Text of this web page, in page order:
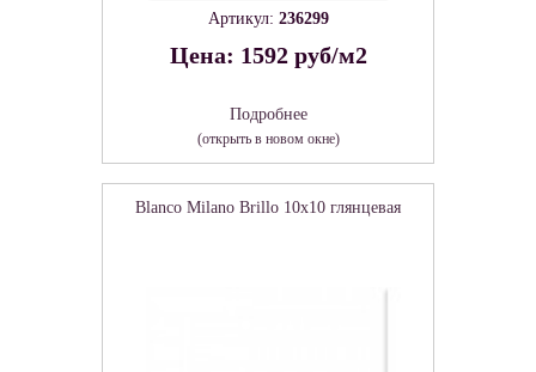
Артикул: 236299
Цена: 1592 руб/м2
Подробнее
(открыть в новом окне)
Blanco Milano Brillo 10x10 глянцевая